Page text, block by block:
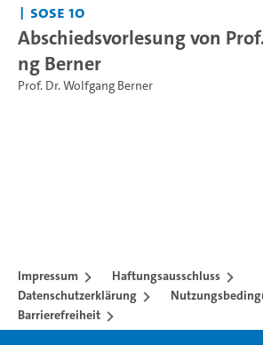
SoSe 10
Abschiedsvorlesung von
ng Berner
Prof. Dr. Wolfgang Berner
Impressum
Haftungsausschluss
Datenschutzerklärung
Barrierefreiheit